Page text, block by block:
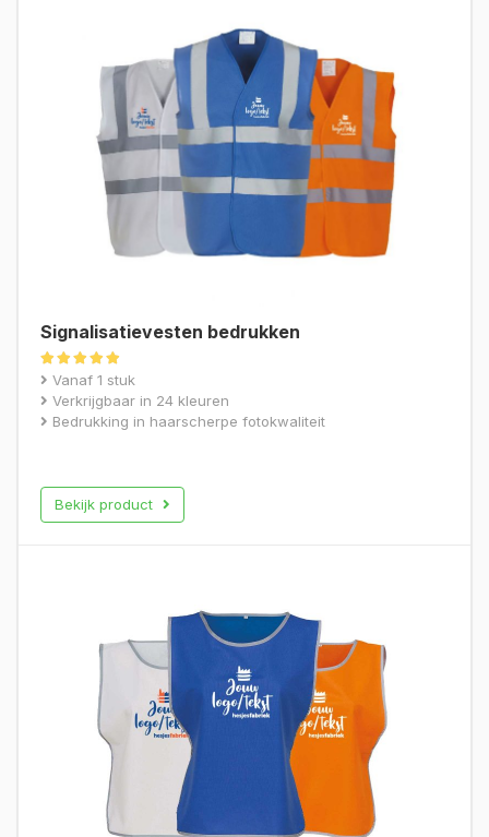
Signalisatievesten bedrukken
Gewaardeerd
5.00
uit 5
Vanaf 1 stuk
Verkrijgbaar in 24 kleuren
Bedrukking in haarscherpe fotokwaliteit
Bekijk product